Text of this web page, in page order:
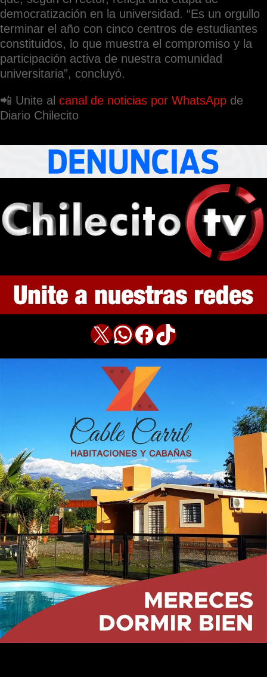
democratización en la universidad. “Es un orgullo
terminar el año con cinco centros de estudiantes
constituidos, lo que muestra el compromiso y la
participación activa de nuestra comunidad
universitaria”, concluyó.
📲 Unite al canal de noticias por WhatsApp de
Diario Chilecito
X WhatsApp Facebook TikTok